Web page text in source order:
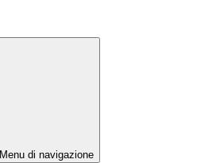
Menu di navigazione